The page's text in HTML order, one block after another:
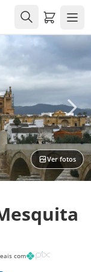
Carrito
Ver fotos
com